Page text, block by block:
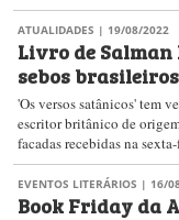
ATUALIDADES | 19/08/2022
Livro de Salman
sebos brasileiros
'Os versos satânicos' tem
escritor britânico de
facadas recebidas na
EVENTOS LITERÁRIOS | 16/
Book Friday da